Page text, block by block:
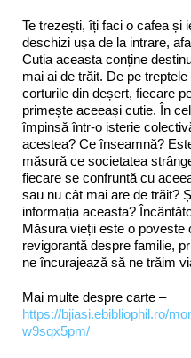
Te trezești, îți faci o cafea și
deschizi ușa de la intrare,
Cutia aceasta conține
mai ai de trăit. De pe
corturile din deșert, fiecare
primește aceeași cutie. În
împinsă într-o isterie
acestea? Ce înseamnă?
măsură ce societatea
fiecare se confruntă cu
sau nu cât mai are de trăit?
informația aceasta?
Măsura vieții este o
revigorantă despre familie,
ne încurajează să ne trăim
Mai multe despre carte –
https://bjiasi.ebibliophil.ro/
w9sqx5pm/